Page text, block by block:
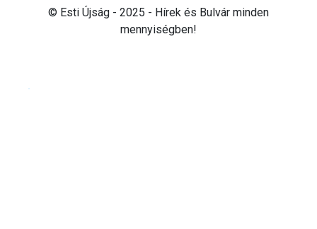
© Esti Újság - 2025 - Hírek és Bulvár minden
mennyiségben!